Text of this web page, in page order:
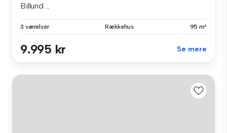
Billund ...
3 værelser Rækkehus 95 m²
9.995 kr Se mere